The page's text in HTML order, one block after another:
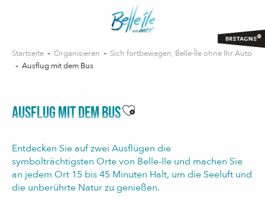
principal
Startseite Organisieren
Sich fortbewegen, Belle-Île ohne Ihr Auto
Ausflug mit dem Bus
AUSFLUG MIT DEM BUSAjouter aux favoris
Entdecken Sie auf zwei Ausflügen die
symbolträchtigsten Orte von Belle-Ile und machen Sie
an jedem Ort 15 bis 45 Minuten Halt, um die Seeluft und
die unberührte Natur zu genießen.